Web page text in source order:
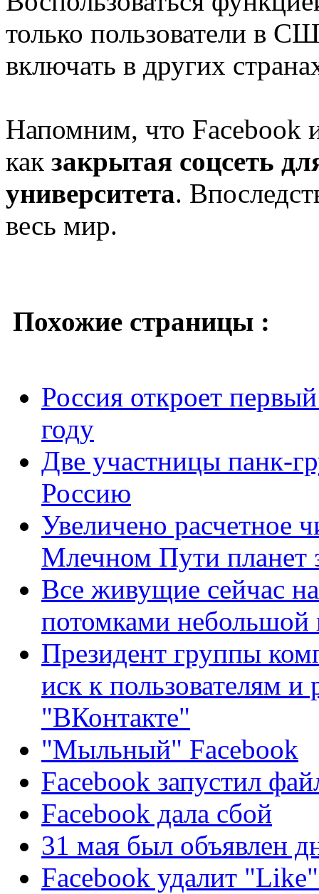
только пользователи в
включать в других
Напомним, что Facebook
как закрытая соцсеть
университета.
весь мир.
Похожие страницы :
Россия откроет
году
Две участницы панк-
Россию
Увеличено расчетное
Млечном Пути планет
Все живущие сейчас
потомками
Президент группы
иск к пользователям и
"ВКонтакте"
"Мыльный" Facebook
Facebook запустил
Facebook дала сбой
31 мая был объявлен
Facebook удалит